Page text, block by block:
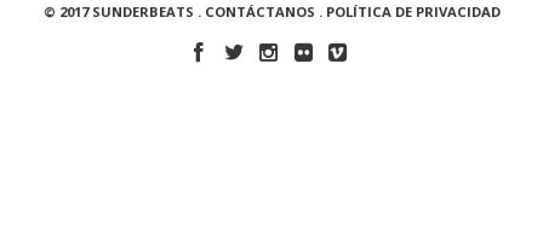
© 2017 SUNDERBEATS . CONTÁCTANOS . POLÍTICA DE PRIVACIDAD